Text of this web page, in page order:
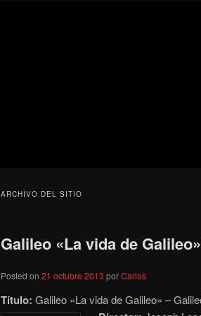
ARCHIVO DEL SITIO
Galileo «La vida de
Posted on21 octubre 2013 porCarlos
Título: Galileo «La vida de Galileo» –